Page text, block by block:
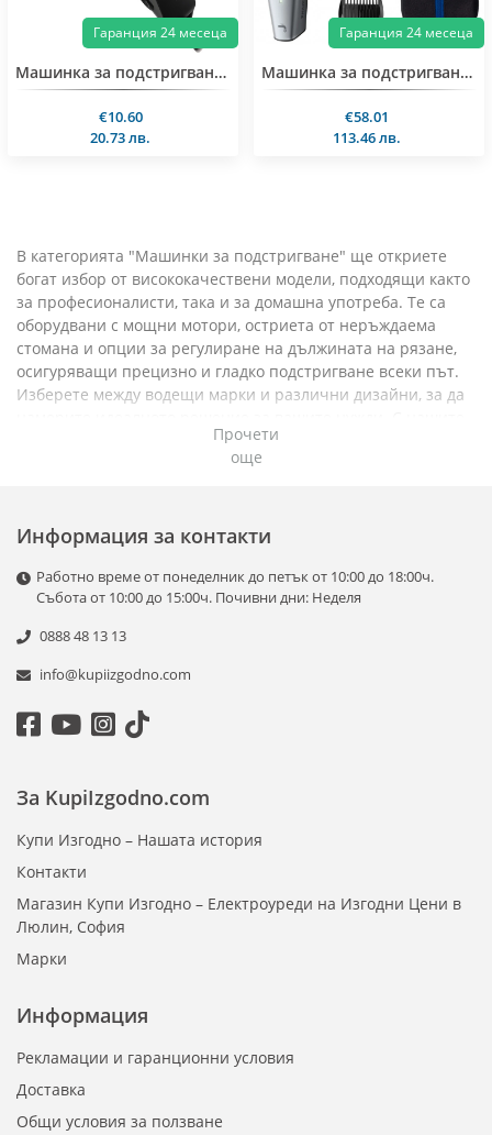
Гаранция 24 месеца
Машинка за подстригване Sencor SHP211SL
€10.60
20.73 лв.
Гаранция 24 месеца
Машинка за подстригване Philips HC5630/15
€58.01
113.46 лв.
В категорията "Машинки за подстригване" ще откриете
богат избор от висококачествени модели, подходящи както
за професионалисти, така и за домашна употреба. Те са
оборудвани с мощни мотори, остриета от неръждаема
стомана и опции за регулиране на дължината на рязане,
осигуряващи прецизно и гладко подстригване всеки път.
Изберете между водещи марки и различни дизайни, за да
машинки за подстригване ще постигнете перфектен
резултат с лекота и комфорт.
Прочети
още
Информация за контакти
Работно време от понеделник до петък от 10:00 до 18:00ч.
Събота от 10:00 до 15:00ч. Почивни дни: Неделя
0888 48 13 13
info@kupiizgodno.com
Информация
Рекламации и гаранционни условия
Доставка
Общи условия за ползване
За KupiIzgodno.com
Купи Изгодно – Нашата история
Контакти
Магазин Купи Изгодно – Електроуреди на Изгодни Цени в
Люлин, София
Марки